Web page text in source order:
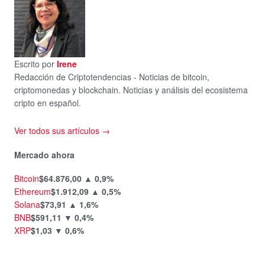
Escrito por Irene
Redacción de Criptotendencias - Noticias de bitcoin,
criptomonedas y blockchain. Noticias y análisis del ecosistema
cripto en español.
Ver todos sus artículos →
Mercado ahora
Bitcoin$64.876,00 ▲ 0,9%
Ethereum$1.912,09 ▲ 0,5%
Solana$73,91 ▲ 1,6%
BNB$591,11 ▼ 0,4%
XRP$1,03 ▼ 0,6%